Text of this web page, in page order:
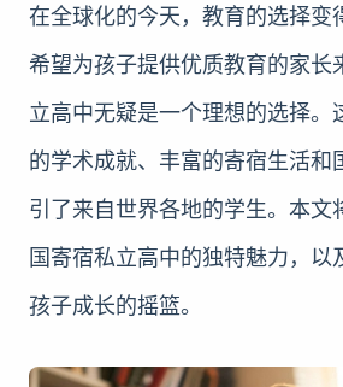
在全球化的今天，教育的选择变
希望为孩子提供优质教育的家长
立高中无疑是一个理想的选择。
的学术成就、丰富的寄宿生活和
引了来自世界各地的学生。本文
国寄宿私立高中的独特魅力，以
孩子成长的摇篮。